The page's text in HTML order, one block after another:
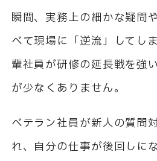
瞬間、実務上の細かな疑問
べて現場に「逆流」してし
輩社員が研修の延長戦を強
が少なくありません。
ベテラン社員が新人の質問
れ、自分の仕事が後回しに